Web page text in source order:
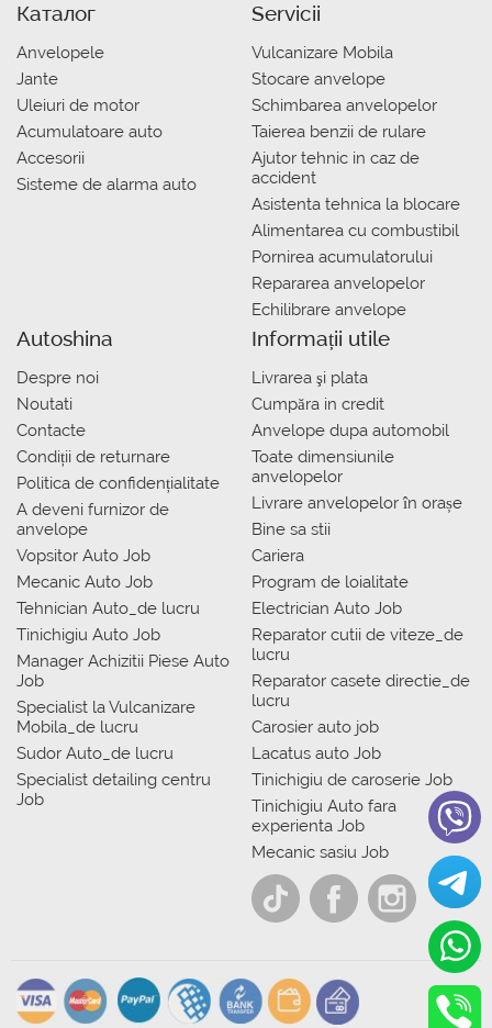
Каталог
Anvelopele
Jante
Uleiuri de motor
Acumulatoare auto
Accesorii
Sisteme de alarma auto
Servicii
Vulcanizare Mobila
Stocare anvelope
Schimbarea anvelopelor
Taierea benzii de rulare
Ajutor tehnic in caz de
accident
Asistenta tehnica la blocare
Alimentarea cu combustibil
Pornirea acumulatorului
Repararea anvelopelor
Echilibrare anvelope
Autoshina
Despre noi
Noutati
Contacte
Condiții de returnare
Politica de confidențialitate
A deveni furnizor de
anvelope
Vopsitor Auto Job
Mecanic Auto Job
Tehnician Auto_de lucru
Tinichigiu Auto Job
Manager Achizitii Piese Auto
Job
Specialist la Vulcanizare
Mobila_de lucru
Sudor Auto_de lucru
Specialist detailing centru
Job
Informații utile
Livrarea şi plata
Сumpăra in credit
Anvelope dupa automobil
Toate dimensiunile
anvelopelor
Livrare anvelopelor în orașe
Bine sa stii
Cariera
Program de loialitate
Electrician Auto Job
Reparator cutii de viteze_de
lucru
Reparator casete directie_de
lucru
Carosier auto job
Lacatus auto Job
Tinichigiu de caroserie Job
Tinichigiu Auto fara
experienta Job
Mecanic sasiu Job